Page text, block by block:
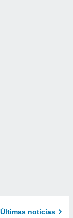
Últimas noticias